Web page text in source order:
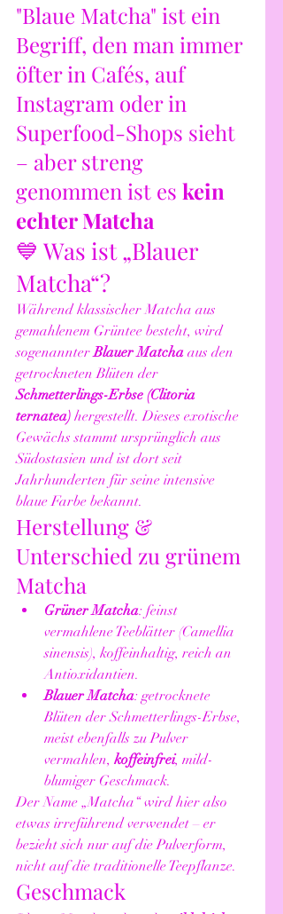
"Blaue Matcha" ist ein
Begriff, den man immer
öfter in Cafés, auf
Instagram oder in
Superfood-Shops sieht
– aber streng
genommen ist es kein
echter Matcha
💙 Was ist „Blauer
Matcha“?
Während klassischer Matcha aus
gemahlenem Grüntee besteht, wird
sogenannter Blauer Matcha aus den
getrockneten Blüten der
Schmetterlings-Erbse (Clitoria
ternatea) hergestellt. Dieses exotische
Gewächs stammt ursprünglich aus
Südostasien und ist dort seit
Jahrhunderten für seine intensive
blaue Farbe bekannt.
Herstellung &
Unterschied zu grünem
Matcha
Grüner Matcha: feinst
vermahlene Teeblätter (Camellia
sinensis), koffeinhaltig, reich an
Antioxidantien.
Blauer Matcha: getrocknete
Blüten der Schmetterlings-Erbse,
meist ebenfalls zu Pulver
vermahlen, koffeinfrei, mild-
blumiger Geschmack.
Der Name „Matcha“ wird hier also
etwas irreführend verwendet – er
bezieht sich nur auf die Pulverform,
nicht auf die traditionelle Teepflanze.
Geschmack